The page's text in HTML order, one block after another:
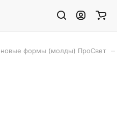
формы (молды) ПроСвет